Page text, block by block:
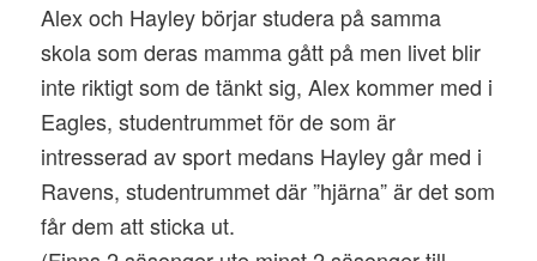
Alex och Hayley börjar studera på samma
skola som deras mamma gått på men livet blir
inte riktigt som de tänkt sig, Alex kommer med i
Eagles, studentrummet för de som är
intresserad av sport medans Hayley går med i
Ravens, studentrummet där ”hjärna” är det som
får dem att sticka ut.